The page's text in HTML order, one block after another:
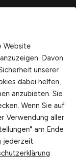
Website
Davon
unserer
dabei helfen,
anzubieten. Sie
Wenn Sie auf
Verwendung aller
am Ende
jederzeit